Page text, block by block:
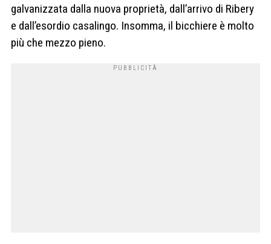
galvanizzata dalla nuova proprietà, dall’arrivo di Ribery
e dall’esordio casalingo. Insomma, il bicchiere è molto
più che mezzo pieno.